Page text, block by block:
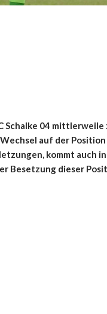
Schalke 04
auf der
kommt auch
Besetzung dieser